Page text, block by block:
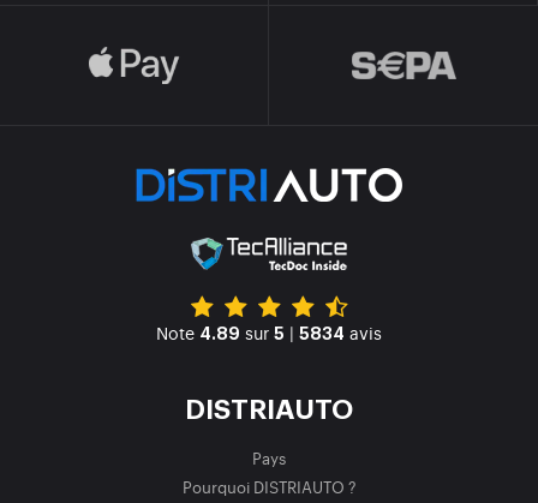
Note 4.89 sur 5 | 5834 avis
DISTRIAUTO
Pays
Pourquoi DISTRIAUTO ?